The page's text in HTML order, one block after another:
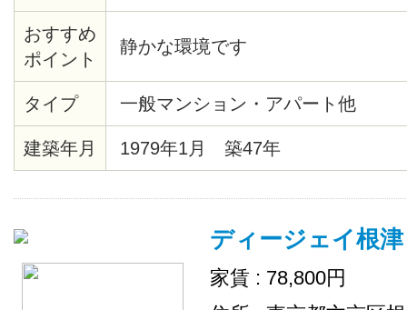
おすすめ
ポイント
静かな環境です
タイプ 一般マンション・アパート他
建築年月 1979年1月 築47年
ディージェイ根津
家賃 : 78,800円